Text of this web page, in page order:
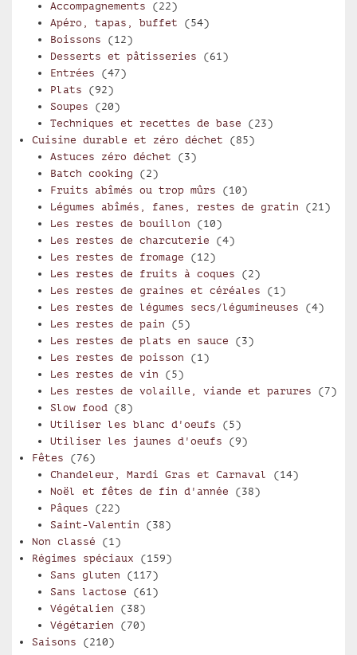
Accompagnements (22)
Apéro, tapas, buffet (54)
Boissons (12)
Desserts et pâtisseries (61)
Entrées (47)
Plats (92)
Soupes (20)
Techniques et recettes de base (23)
Cuisine durable et zéro déchet (85)
Astuces zéro déchet (3)
Batch cooking (2)
Fruits abîmés ou trop mûrs (10)
Légumes abîmés, fanes, restes de gratin (21)
Les restes de bouillon (10)
Les restes de charcuterie (4)
Les restes de fromage (12)
Les restes de fruits à coques (2)
Les restes de graines et céréales (1)
Les restes de légumes secs/légumineuses (4)
Les restes de pain (5)
Les restes de plats en sauce (3)
Les restes de poisson (1)
Les restes de vin (5)
Les restes de volaille, viande et parures (7)
Slow food (8)
Utiliser les blanc d'oeufs (5)
Utiliser les jaunes d'oeufs (9)
Fêtes (76)
Chandeleur, Mardi Gras et Carnaval (14)
Noël et fêtes de fin d'année (38)
Pâques (22)
Saint-Valentin (38)
Non classé (1)
Régimes spéciaux (159)
Sans gluten (117)
Sans lactose (61)
Végétalien (38)
Végétarien (70)
Saisons (210)